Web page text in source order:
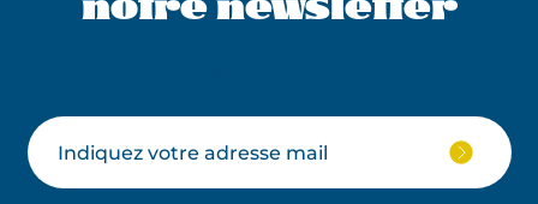
notre newsletter
Votre
email
JE